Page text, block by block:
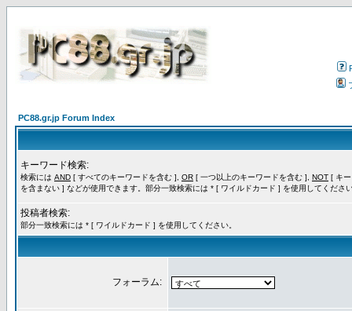
PC88.gr.jp Forum Index
キーワード検索:
検索には AND [ すべてのキーワードを含む ], OR [ 一つ以上のキーワードを含む ], NOT [ キ
を含まない ] などが使用できます。部分一致検索には * [ ワイルドカード ] を使用してくださ
投稿者検索:
部分一致検索には * [ ワイルドカード ] を使用してください。
フォーラム: